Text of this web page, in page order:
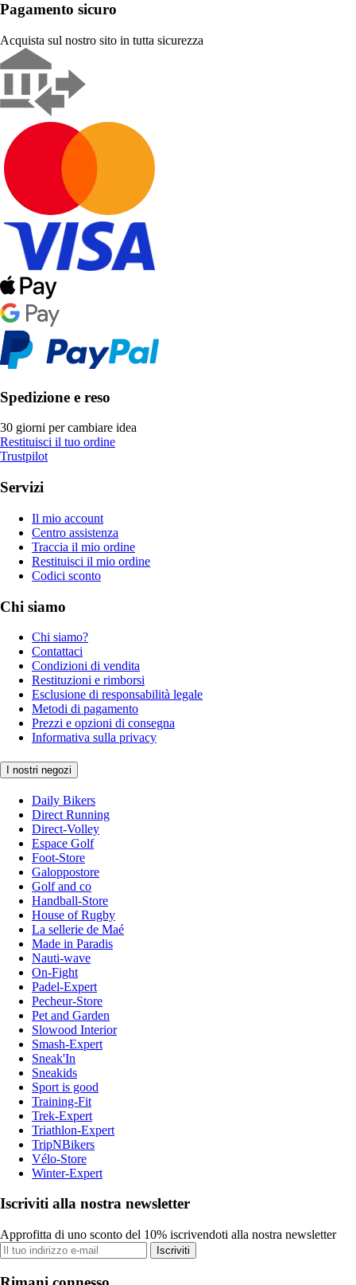
Pagamento sicuro
Acquista sul nostro sito in tutta sicurezza
Spedizione e reso
30 giorni per cambiare idea
Restituisci il tuo ordine
Trustpilot
Servizi
Il mio account
Centro assistenza
Traccia il mio ordine
Restituisci il mio ordine
Codici sconto
Chi siamo
Chi siamo?
Contattaci
Condizioni di vendita
Restituzioni e rimborsi
Esclusione di responsabilità legale
Metodi di pagamento
Prezzi e opzioni di consegna
Informativa sulla privacy
I nostri negozi
Daily Bikers
Direct Running
Direct-Volley
Espace Golf
Foot-Store
Galoppostore
Golf and co
Handball-Store
House of Rugby
La sellerie de Maé
Made in Paradis
Nauti-wave
On-Fight
Padel-Expert
Pecheur-Store
Pet and Garden
Slowood Interior
Smash-Expert
Sneak'In
Sneakids
Sport is good
Training-Fit
Trek-Expert
Triathlon-Expert
TripNBikers
Vélo-Store
Winter-Expert
Iscriviti alla nostra newsletter
Approfitta di uno sconto del 10% iscrivendoti alla nostra newsletter
Iscriviti